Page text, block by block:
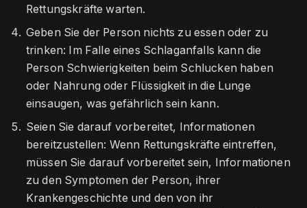
Rettungskräfte warten.
Geben Sie der Person nichts zu essen oder zu
trinken: Im Falle eines Schlaganfalls kann die
Person Schwierigkeiten beim Schlucken haben
oder Nahrung oder Flüssigkeit in die Lunge
einsaugen, was gefährlich sein kann.
Seien Sie darauf vorbereitet, Informationen
bereitzustellen: Wenn Rettungskräfte eintreffen,
müssen Sie darauf vorbereitet sein, Informationen
zu den Symptomen der Person, ihrer
Krankengeschichte und den von ihr